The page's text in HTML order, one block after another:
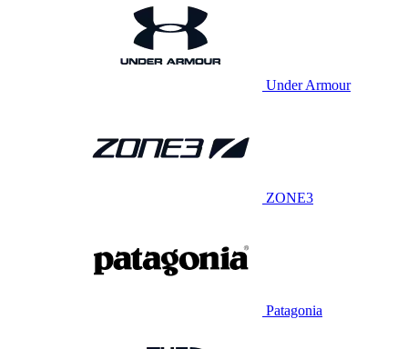
Under Armour
ZONE3
Patagonia